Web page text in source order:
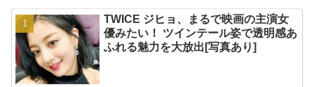
TWICE ジヒョ、まるで映画の主演女
優みたい！ ツインテール姿で透明感あ
ふれる魅力を大放出[写真あり]